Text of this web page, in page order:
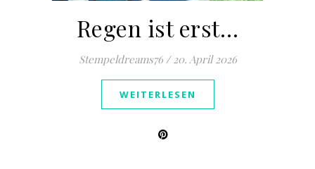
Regen ist erst…
Stempeldreams76 / 20. April 2026
WEITERLESEN